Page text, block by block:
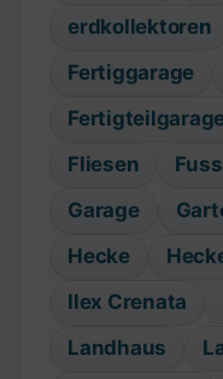
erdkollektoren
Fertiggarage
Fliesen
Garage
Hecke
Ilex Crenata
Landhaus